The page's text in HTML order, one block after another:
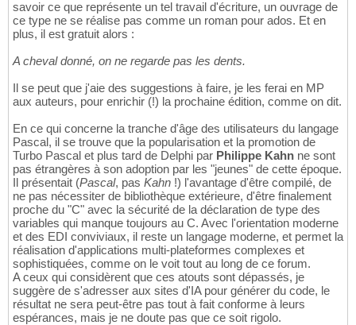
savoir ce que représente un tel travail d'écriture, un ouvrage de
ce type ne se réalise pas comme un roman pour ados. Et en
plus, il est gratuit alors :
A cheval donné, on ne regarde pas les dents.
Il se peut que j'aie des suggestions à faire, je les ferai en MP
aux auteurs, pour enrichir (!) la prochaine édition, comme on dit.
En ce qui concerne la tranche d'âge des utilisateurs du langage
Pascal, il se trouve que la popularisation et la promotion de
Turbo Pascal et plus tard de Delphi par Philippe Kahn ne sont
pas étrangères à son adoption par les "jeunes" de cette époque.
Il présentait (Pascal, pas Kahn !) l'avantage d'être compilé, de
ne pas nécessiter de bibliothèque extérieure, d'être finalement
proche du "C" avec la sécurité de la déclaration de type des
variables qui manque toujours au C. Avec l'orientation moderne
et des EDI conviviaux, il reste un langage moderne, et permet la
réalisation d'applications multi-plateformes complexes et
sophistiquées, comme on le voit tout au long de ce forum.
A ceux qui considèrent que ces atouts sont dépassés, je
suggère de s'adresser aux sites d'IA pour générer du code, le
résultat ne sera peut-être pas tout à fait conforme à leurs
espérances, mais je ne doute pas que ce soit rigolo.